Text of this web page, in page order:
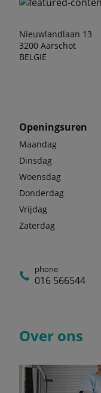
Nieuwlandlaan 13
3200 Aarschot
BELGIË
Openingsuren
Maandag
Dinsdag
Woensdag
Donderdag
Vrijdag
Zaterdag
phone
016 566544
Over ons